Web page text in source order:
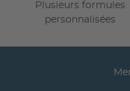
Plusieurs formules
personnalisées